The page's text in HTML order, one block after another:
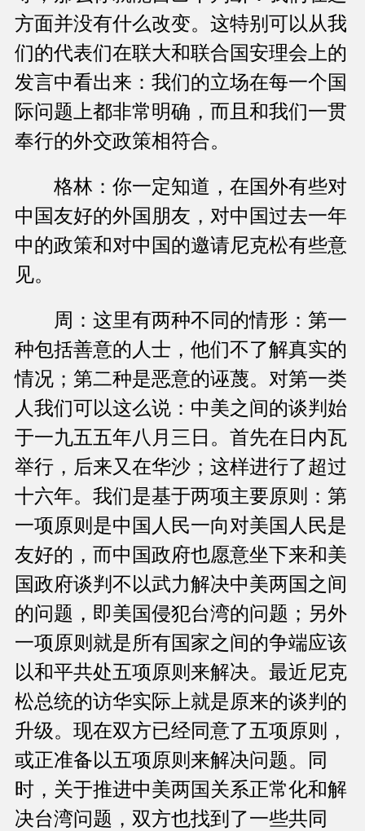
方面并没有什么改变。这特别可以从我
们的代表们在联大和联合国安理会上的
发言中看出来：我们的立场在每一个国
际问题上都非常明确，而且和我们一贯
奉行的外交政策相符合。
格林：你一定知道，在国外有些对
中国友好的外国朋友，对中国过去一年
中的政策和对中国的邀请尼克松有些意
见。
周：这里有两种不同的情形：第一
种包括善意的人士，他们不了解真实的
情况；第二种是恶意的诬蔑。对第一类
人我们可以这么说：中美之间的谈判始
于一九五五年八月三日。首先在日内瓦
举行，后来又在华沙；这样进行了超过
十六年。我们是基于两项主要原则：第
一项原则是中国人民一向对美国人民是
友好的，而中国政府也愿意坐下来和美
国政府谈判不以武力解决中美两国之间
的问题，即美国侵犯台湾的问题；另外
一项原则就是所有国家之间的争端应该
以和平共处五项原则来解决。最近尼克
松总统的访华实际上就是原来的谈判的
升级。现在双方已经同意了五项原则，
或正准备以五项原则来解决问题。同
时，关于推进中美两国关系正常化和解
决台湾问题，双方也找到了一些共同